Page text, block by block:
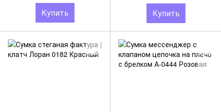
Купить Купить